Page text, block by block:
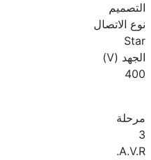
التصميم
نوع الاتصال
Star
الجهد (V)
400
مرحلة
3
A.V.R.